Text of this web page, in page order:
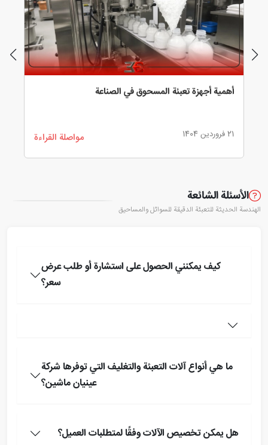
أهمية أجهزة تعبئة المسحوق في الصناعة
21 فروردین 1404 مواصلة القراءة
الأسئلة الشائعة
الهندسة الحديثة للتعبئة الدقيقة للسوائل والمساحيق
كيف يمكنني الحصول على استشارة أو طلب عرض
سعر؟
ما هي أنواع آلات التعبئة والتغليف التي توفرها شركة
عینیان ماشین؟
هل يمكن تخصيص الآلات وفقًا لمتطلبات العميل؟